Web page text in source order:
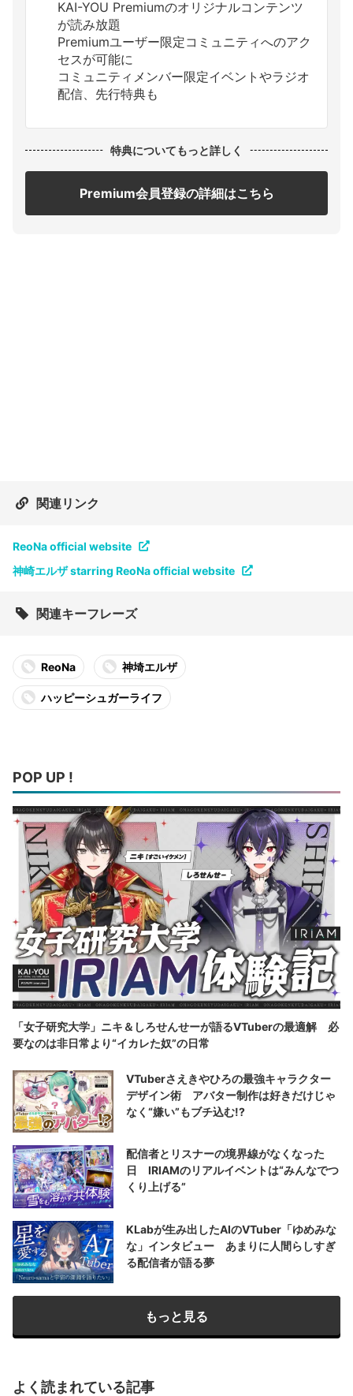
KAI-YOU Premiumのオリジナルコンテンツ
が読み放題
Premiumユーザー限定コミュニティへのアク
セスが可能に
コミュニティメンバー限定イベントやラジオ
配信、先行特典も
特典についてもっと詳しく
Premium会員登録の詳細はこちら
関連リンク
ReoNa official website
神崎エルザ starring ReoNa official website
関連キーフレーズ
ReoNa 神埼エルザ
ハッピーシュガーライフ
POP UP !
「女子研究大学」ニキ＆しろせんせーが語るVTuberの最適解 必
要なのは非日常より“イカレた奴”の日常
VTuberさえきやひろの最強キャラクター
デザイン術 アバター制作は好きだけじゃ
なく“嫌い”もブチ込む!?
配信者とリスナーの境界線がなくなった
日 IRIAMのリアルイベントは“みんなでつ
くり上げる”
KLabが生み出したAIのVTuber「ゆめみな
な」インタビュー あまりに人間らしすぎ
る配信者が語る夢
もっと見る
よく読まれている記事